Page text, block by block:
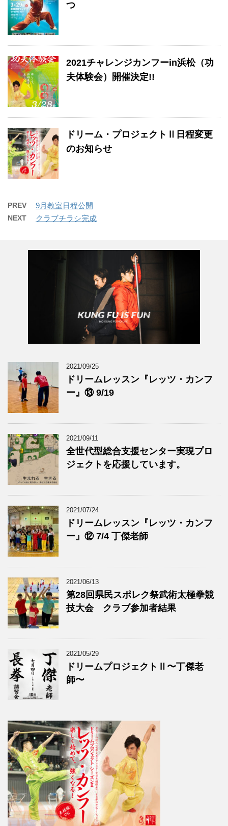
つ
2021チャレンジカンフーin浜松（功
夫体験会）開催決定!!
ドリーム・プロジェクトⅡ日程変更
のお知らせ
PREV 9月教室日程公開
NEXT クラブチラシ完成
2021/09/25
ドリームレッスン『レッツ・カンフ
ー』⑬ 9/19
2021/09/11
全世代型総合支援センター実現プロ
ジェクトを応援しています。
2021/07/24
ドリームレッスン『レッツ・カンフ
ー』⑫ 7/4 丁傑老師
2021/06/13
第28回県民スポレク祭武術太極拳競
技大会 クラブ参加者結果
2021/05/29
ドリームプロジェクトⅡ〜丁傑老
師〜